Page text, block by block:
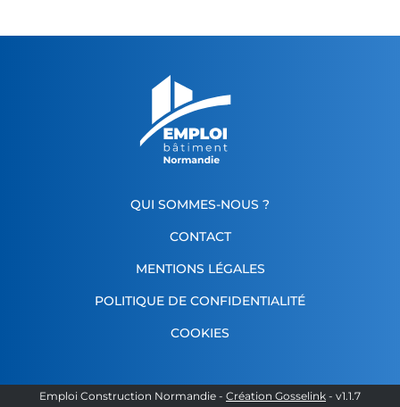
QUI SOMMES-NOUS ?
CONTACT
MENTIONS LÉGALES
POLITIQUE DE CONFIDENTIALITÉ
COOKIES
Emploi Construction Normandie - Création Gosselink - v1.1.7